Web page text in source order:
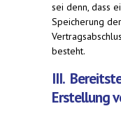
sei denn, dass
Speicherung
besteht.
III.
Erstellung